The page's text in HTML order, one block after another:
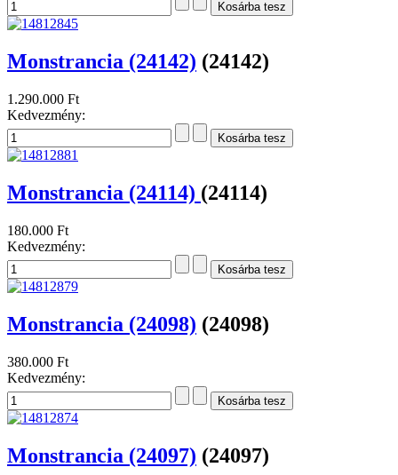
Monstrancia (24142) (24142)
1.290.000 Ft
Kedvezmény:
Monstrancia (24114) (24114)
180.000 Ft
Kedvezmény:
Monstrancia (24098) (24098)
380.000 Ft
Kedvezmény:
Monstrancia (24097) (24097)